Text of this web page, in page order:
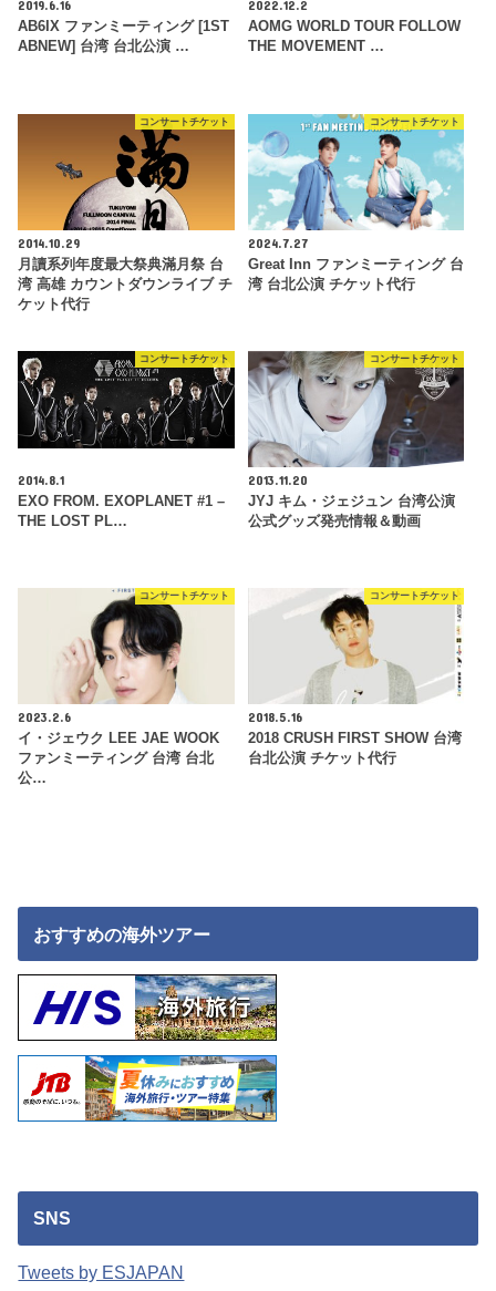
2019.6.16
AB6IX ファンミーティング [1ST
ABNEW] 台湾 台北公演 …
2022.12.2
AOMG WORLD TOUR FOLLOW
THE MOVEMENT …
コンサートチケット
2014.10.29
月讀系列年度最大祭典滿月祭 台
湾 高雄 カウントダウンライブ チ
ケット代行
コンサートチケット
2024.7.27
Great Inn ファンミーティング 台
湾 台北公演 チケット代行
コンサートチケット
2014.8.1
EXO FROM. EXOPLANET #1 –
THE LOST PL…
コンサートチケット
2013.11.20
JYJ キム・ジェジュン 台湾公演
公式グッズ発売情報＆動画
コンサートチケット
2023.2.6
イ・ジェウク LEE JAE WOOK
ファンミーティング 台湾 台北
公…
コンサートチケット
2018.5.16
2018 CRUSH FIRST SHOW 台湾
台北公演 チケット代行
おすすめの海外ツアー
SNS
Tweets by ESJAPAN